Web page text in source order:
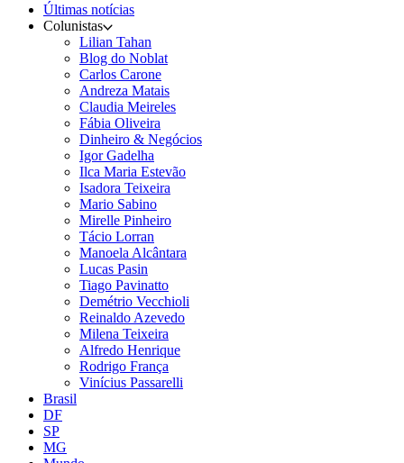
Últimas notícias
Colunistas
Lilian Tahan
Blog do Noblat
Carlos Carone
Andreza Matais
Claudia Meireles
Fábia Oliveira
Dinheiro & Negócios
Igor Gadelha
Ilca Maria Estevão
Isadora Teixeira
Mario Sabino
Mirelle Pinheiro
Tácio Lorran
Manoela Alcântara
Lucas Pasin
Tiago Pavinatto
Demétrio Vecchioli
Reinaldo Azevedo
Milena Teixeira
Alfredo Henrique
Rodrigo França
Vinícius Passarelli
Brasil
DF
SP
MG